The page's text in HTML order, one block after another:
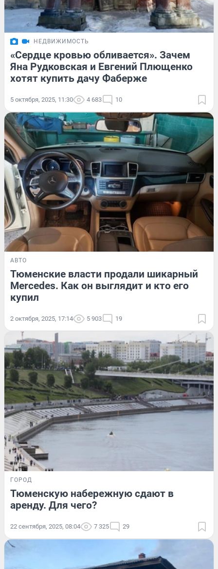
НЕДВИЖИМОСТЬ
«Сердце кровью обливается». Зачем
Яна Рудковская и Евгений Плющенко
хотят купить дачу Фаберже
5 октября, 2025, 11:30 4 683 10
АВТО
Тюменские власти продали шикарный
Merсedes. Как он выглядит и кто его
купил
2 октября, 2025, 17:14 5 903 19
ГОРОД
Тюменскую набережную сдают в
аренду. Для чего?
22 сентября, 2025, 08:04 7 325 29